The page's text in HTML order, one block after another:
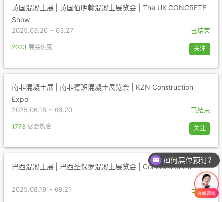
英国混凝土展 | 英国伯明翰混凝土展览会 | The UK CONCRETE
Show
2025.03.26 ~ 03.27 已结束
2023 展会热度 关注
南非混凝土展 | 南非德班混凝土展览会 | KZN Construction
Expo
2025.06.18 ~ 06.20 已结束
1773 展会热度 关注
巴西混凝土展 | 巴西圣保罗混凝土展览会 | Concrete Show
2025.08.19 ~ 08.21 已结束
如何展位预订？